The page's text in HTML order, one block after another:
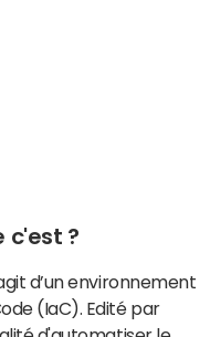
c'est ?
d’un environnement
(IaC). Edité par